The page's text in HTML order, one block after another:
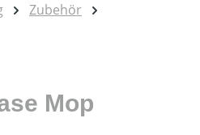
Zubehör
Mop